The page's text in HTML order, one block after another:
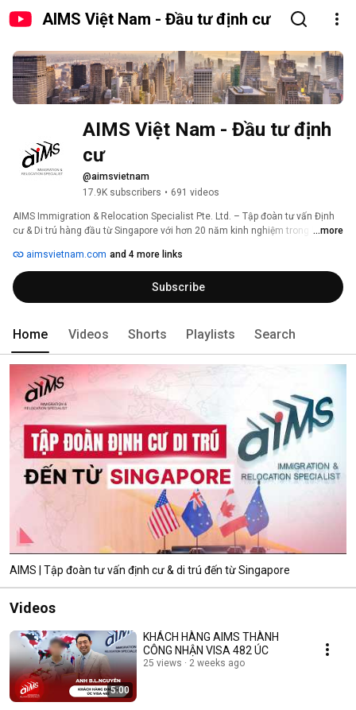
AIMS Việt Nam - Đầu tư định cư
AIMS Việt Nam - Đầu tư định
cư
@aimsvietnam
17.9K subscribers • 691 videos
AIMS Immigration & Relocation Specialist Pte. Ltd. – Tập đoàn tư vấn Định
cư & Di trú hàng đầu từ Singapore với hơn 20 năm kinh nghiệm trong lĩnh
Thái Bình Dương. Sở hữu mối liên kết chặt chẽ với các cơ quan Chính phủ
và các đối tác di trú toàn cầu, AIMS sẽ là người đồng hành đáng tin cậy trên
hành trình “Hiện thực hoá giấc mơ định cư” của khách hàng Việt tại các
quốc gia phát triển Mỹ, Úc, Canada, Châu Âu, và vùng lãnh thổ Caribe,…
...more
aimsvietnam.com and 4 more links
Subscribe
Home Videos Shorts Playlists Search
AIMS | Tập đoàn tư vấn định cư & di trú đến từ Singapore
Videos
5:00
KHÁCH HÀNG AIMS THÀNH
CÔNG NHẬN VISA 482 ÚC
25 views 2 weeks ago